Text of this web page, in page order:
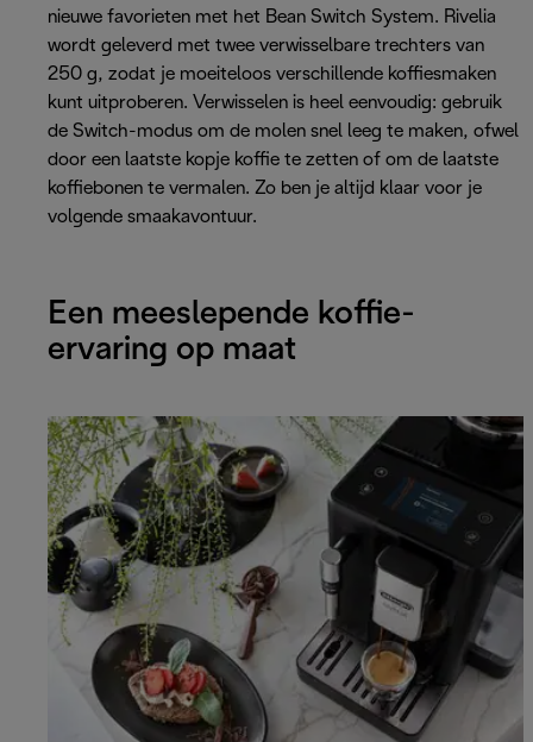
nieuwe favorieten met het Bean Switch System. Rivelia
wordt geleverd met twee verwisselbare trechters van
250 g, zodat je moeiteloos verschillende koffiesmaken
kunt uitproberen. Verwisselen is heel eenvoudig: gebruik
de Switch-modus om de molen snel leeg te maken, ofwel
door een laatste kopje koffie te zetten of om de laatste
koffiebonen te vermalen. Zo ben je altijd klaar voor je
volgende smaakavontuur.
Een meeslepende koffie-
ervaring op maat